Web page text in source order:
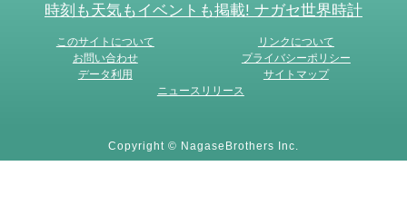
時刻も天気もイベントも掲載! ナガセ世界時計
このサイトについて
リンクについて
お問い合わせ
プライバシーポリシー
データ利用
サイトマップ
ニュースリリース
Copyright © NagaseBrothers Inc.